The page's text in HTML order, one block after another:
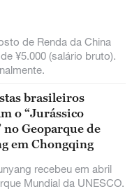
de Renda da China
¥5.000 (salário bruto).
brasileiros
o “Jurássico
no Geoparque de
em Chongqing
recebeu em abril
Mundial da UNESCO.